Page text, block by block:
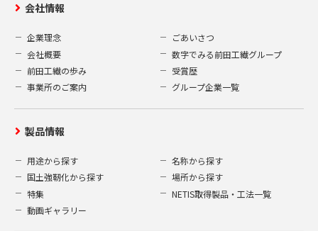
会社情報
企業理念
ごあいさつ
会社概要
数字でみる前田工繊グループ
前田工繊の歩み
受賞歴
事業所のご案内
グループ企業一覧
製品情報
用途から探す
名称から探す
国土強靭化から探す
場所から探す
特集
NETIS取得製品・工法一覧
動画ギャラリー